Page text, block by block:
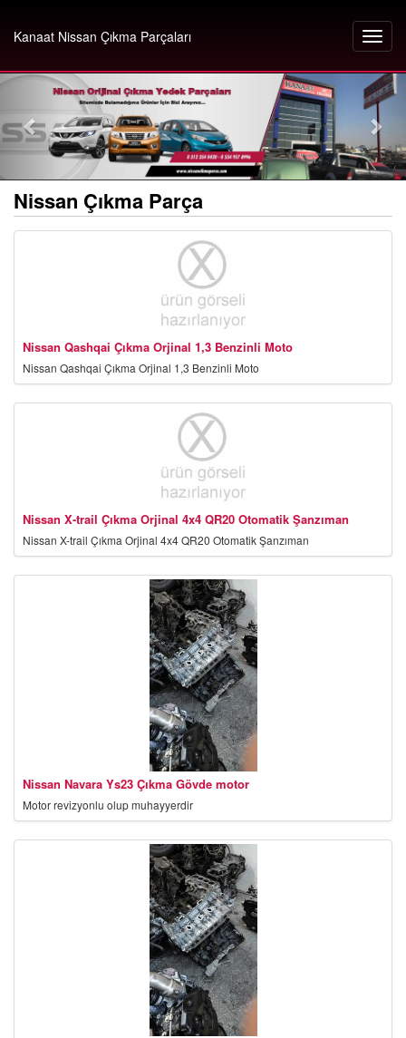
Kanaat Nissan Çıkma Parçaları
Nissan Çıkma Parça
Nissan Qashqai Çıkma Orjinal 1,3 Benzinli Moto
Nissan Qashqai Çıkma Orjinal 1,3 Benzinli Moto
Nissan X-trail Çıkma Orjinal 4x4 QR20 Otomatik Şanzıman
Nissan X-trail Çıkma Orjinal 4x4 QR20 Otomatik Şanzıman
Nissan Navara Ys23 Çıkma Gövde motor
Motor revizyonlu olup muhayyerdir